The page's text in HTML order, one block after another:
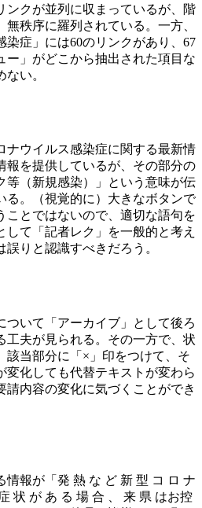
ンクが並列に収まっているが、階
秩序に羅列されている。一方、
染症」には60のリンクがあり、67
ー」がどこから抽出された項目な
い。
ナウイルス感染症に関する最新情
報を提供しているが、その部分の
等（新規感染）」という意味が伝
る。（視覚的に）大きなボタンで
ことではないので、適切な語句を
て「記者レク」を一般的と考え
りと認識すべきだろう。
ついて「アーカイブ」として後ろ
工夫が見られる。その一方で、状
該当部分に「×」印をつけて、そ
変化しても代替テキストが変わら
請内容の変化に気づくことができ
情報が「発 熱 な ど 新 型 コ ロ ナ
状 が あ る 場 合 、 来 県 はお控